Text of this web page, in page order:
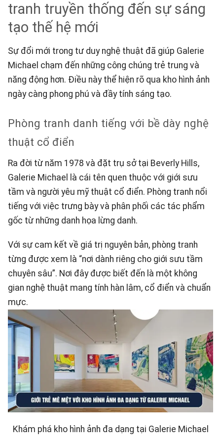
tranh truyền thống đến sự sáng
tạo thế hệ mới
Sự đổi mới trong tư duy nghệ thuật đã giúp Galerie
Michael chạm đến những công chúng trẻ trung và
năng động hơn. Điều này thể hiện rõ qua kho hình ảnh
ngày càng phong phú và đầy tính sáng tạo.
Phòng tranh danh tiếng với bề dày nghệ
thuật cổ điển
Ra đời từ năm 1978 và đặt trụ sở tại Beverly Hills,
Galerie Michael là cái tên quen thuộc với giới sưu
tầm và người yêu mỹ thuật cổ điển. Phòng tranh nổi
tiếng với việc trưng bày và phân phối các tác phẩm
gốc từ những danh họa lừng danh.
Với sự cam kết về giá trị nguyên bản, phòng tranh
từng được xem là “nơi dành riêng cho giới sưu tầm
chuyên sâu”. Nơi đây được biết đến là một không
gian nghệ thuật mang tính hàn lâm, cổ điển và chuẩn
mực.
Khám phá kho hình ảnh đa dạng tại Galerie Michael